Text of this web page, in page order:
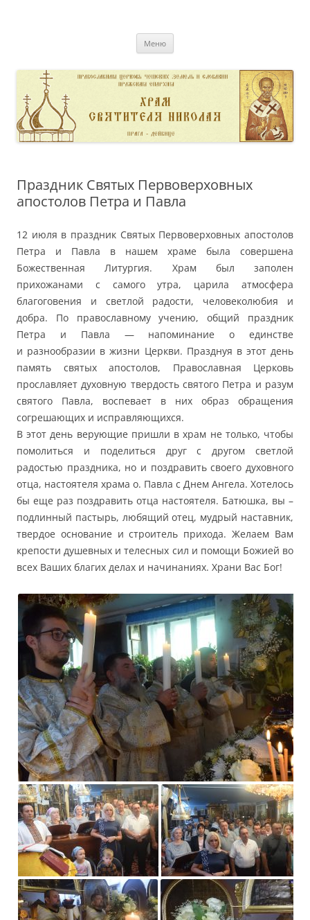
Меню
Праздник Святых Первоверховных
апостолов Петра и Павла
12 июля в праздник Святых Первоверховных апостолов
Петра и Павла в нашем храме была совершена
Божественная Литургия. Храм был заполен
прихожанами с самого утра, царила атмосфера
благоговения и светлой радости, человеколюбия и
добра. По православному учению, общий праздник
Петра и Павла — напоминание о единстве
и разнообразии в жизни Церкви. Празднуя в этот день
память святых апостолов, Православная Церковь
прославляет духовную твердость святого Петра и разум
святого Павла, воспевает в них образ обращения
согрешающих и исправляющихся.
В этот день верующие пришли в храм не только, чтобы
помолиться и поделиться друг с другом светлой
радостью праздника, но и поздравить своего духовного
отца, настоятеля храма о. Павла с Днем Ангела. Хотелось
бы еще раз поздравить отца настоятеля. Батюшка, вы –
подлинный пастырь, любящий отец, мудрый наставник,
твердое основание и строитель прихода. Желаем Вам
крепости душевных и телесных сил и помощи Божией во
всех Ваших благих делах и начинаниях. Храни Вас Бог!